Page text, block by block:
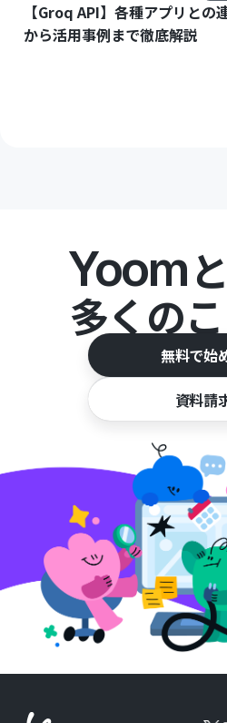
【Groq API】各種アプリとの
から活用事例まで徹底解説
Yoomと
多くのこ
無料で始
資料請